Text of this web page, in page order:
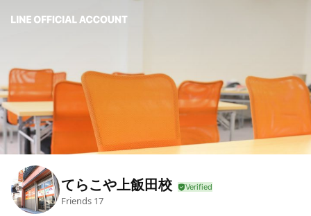
てらこや上飯田校
Friends 17